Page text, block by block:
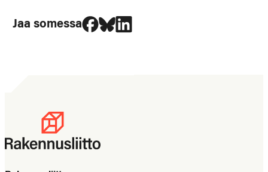
Jaa somessa
Jaa Facebookissa
Jaa Blueskyssa
Jaa LinkedIn:ssä